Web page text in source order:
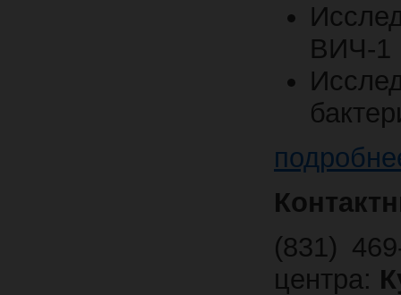
ВИЧ-1
(831)
центра: